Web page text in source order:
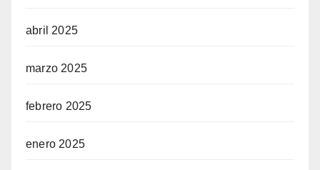
abril 2025
marzo 2025
febrero 2025
enero 2025